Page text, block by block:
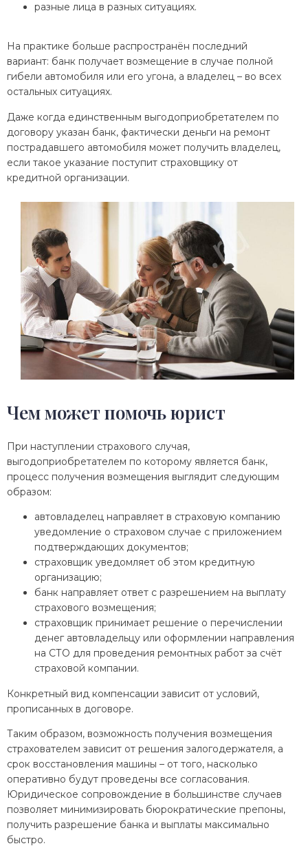
разные лица в разных ситуациях.
На практике больше распространён последний
вариант: банк получает возмещение в случае полной
гибели автомобиля или его угона, а владелец – во всех
остальных ситуациях.
Даже когда единственным выгодоприобретателем по
договору указан банк, фактически деньги на ремонт
пострадавшего автомобиля может получить владелец,
если такое указание поступит страховщику от
кредитной организации.
Чем может помочь юрист
При наступлении страхового случая,
выгодоприобретателем по которому является банк,
процесс получения возмещения выглядит следующим
образом:
автовладелец направляет в страховую компанию
уведомление о страховом случае с приложением
подтверждающих документов;
страховщик уведомляет об этом кредитную
организацию;
банк направляет ответ с разрешением на выплату
страхового возмещения;
страховщик принимает решение о перечислении
денег автовладельцу или оформлении направления
на СТО для проведения ремонтных работ за счёт
страховой компании.
Конкретный вид компенсации зависит от условий,
прописанных в договоре.
Таким образом, возможность получения возмещения
страхователем зависит от решения залогодержателя, а
срок восстановления машины – от того, насколько
оперативно будут проведены все согласования.
Юридическое сопровождение в большинстве случаев
позволяет минимизировать бюрократические препоны,
получить разрешение банка и выплаты максимально
быстро.